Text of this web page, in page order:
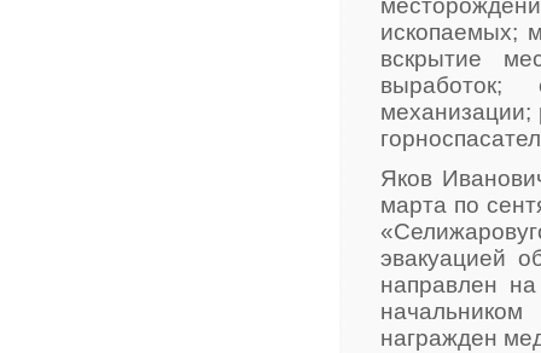
ископаемых;
вскрытие
выработок;
механизации;
Яков
марта по
эвакуацией
направлен на
награжден